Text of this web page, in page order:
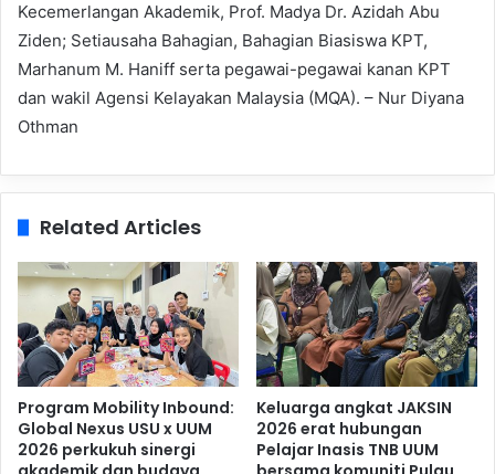
Kecemerlangan Akademik, Prof. Madya Dr. Azidah Abu
Ziden; Setiausaha Bahagian, Bahagian Biasiswa KPT,
Marhanum M. Haniff serta pegawai-pegawai kanan KPT
dan wakil Agensi Kelayakan Malaysia (MQA). – Nur Diyana
Othman
Related Articles
Program Mobility Inbound:
Global Nexus USU x UUM
2026 perkukuh sinergi
Keluarga angkat JAKSIN
2026 erat hubungan
Pelajar Inasis TNB UUM